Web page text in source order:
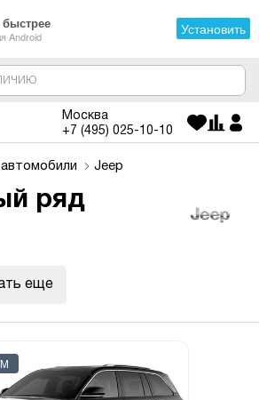
Москва
+7 (495) 025-10-10
Jeep
ряд
еще
Android Установить